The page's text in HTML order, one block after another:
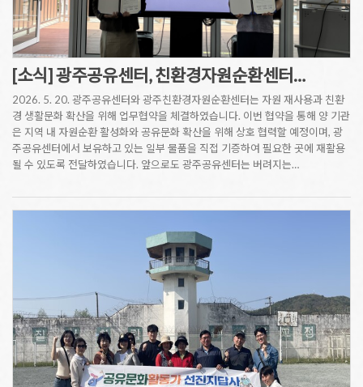
[소식] 광주공유센터, 친환경자원순환센터…
2026. 5. 20. 광주공유센터와 광주친환경자원순환센터는 자원 재사용과 친환
경 생활문화 확산을 위해 업무협약을 체결하였습니다. 이번 협약을 통해 양 기관
은 지역 내 자원순환 활성화와 공유문화 확산을 위해 상호 협력할 예정이며, 광
주공유센터에서 보유하고 있는 일부 물품을 직접 기증하여 필요한 곳에 재활용
될 수 있도록 전달하였습니다. 앞으로도 광주공유센터는 버려지는…